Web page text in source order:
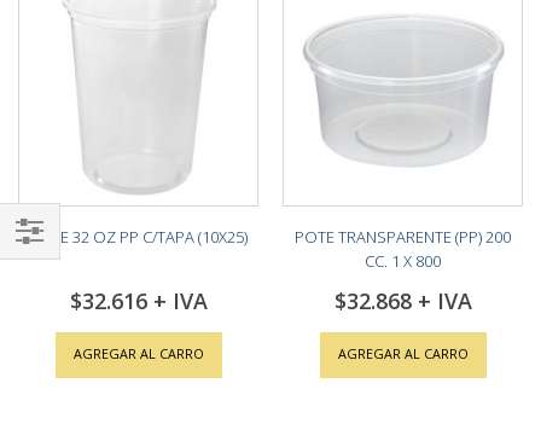
POTE 32 OZ PP C/TAPA (10X25)
$32.616
AGREGAR AL CARRO
POTE TRANSPARENTE (PP) 200
CC. 1 X 800
$32.868
AGREGAR AL CARRO
Shop